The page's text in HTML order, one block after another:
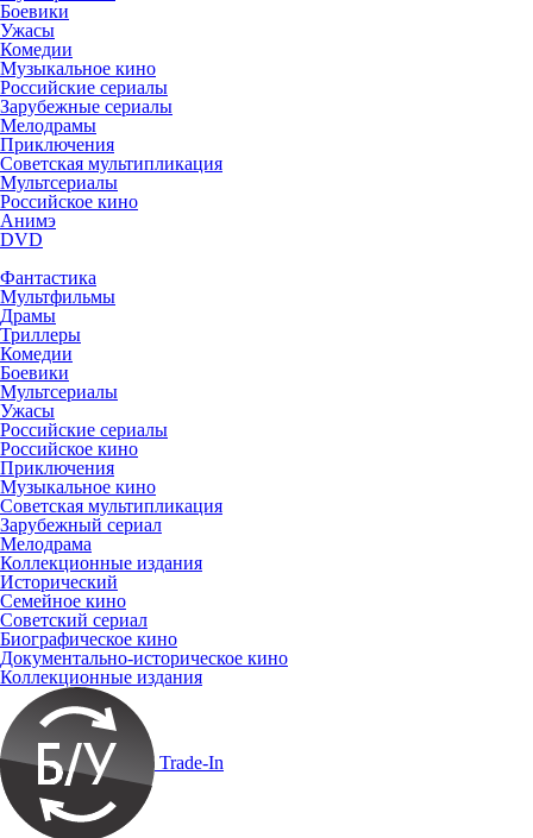
Боевики
Ужасы
Комедии
Музыкальное кино
Российские сериалы
Зарубежные сериалы
Мелодрамы
Приключения
Советская мультипликация
Мультсериалы
Российское кино
Анимэ
DVD
Фантастика
Мультфильмы
Драмы
Триллеры
Комедии
Боевики
Мультсериалы
Ужасы
Российские сериалы
Российское кино
Приключения
Музыкальное кино
Советская мультипликация
Зарубежный сериал
Мелодрама
Коллекционные издания
Исторический
Семейное кино
Советский сериал
Биографическое кино
Документально-историческое кино
Коллекционные издания
Trade-In